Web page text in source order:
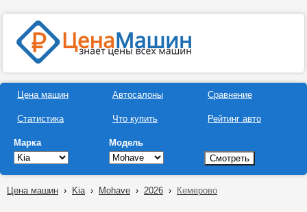
Цена машин
Статистика
Автосалоны
Что купить
Сравнение
Рейтинг авто
Марка Модель
Цена машин › Kia› Mohave › 2026 › Кемерово